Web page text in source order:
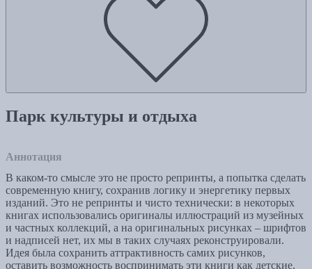
Парк культуры и отдыха
Аннотация
В каком-то смысле это не просто репринты, а попытка сделать
современную книгу, сохранив логику и энергетику первых
изданий. Это не репринты и чисто технически: в некоторых
книгах использовались оригиналы иллюстраций из музейных
и частных коллекций, а на оригинальных рисунках – шрифтов
и надписей нет, их мы в таких случаях реконструировали.
Идея была сохранить аттрактивность самих рисунков,
оставить возможность воспринимать эти книги как детские,